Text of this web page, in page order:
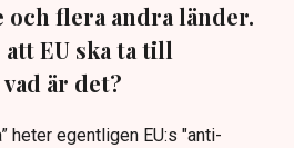
flera andra länder.
EU ska ta till
vad är det?
heter egentligen EU:s "anti-